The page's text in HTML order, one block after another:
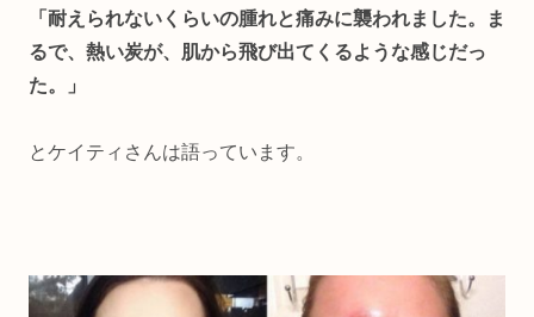
「耐えられないくらいの腫れと痛みに襲われました。ま
るで、熱い炭が、肌から飛び出てくるような感じだっ
た。」
とケイティさんは語っています。